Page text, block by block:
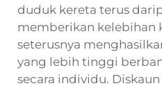
duduk kereta terus
memberikan kelebihan
seterusnya
yang lebih tinggi
secara individu.